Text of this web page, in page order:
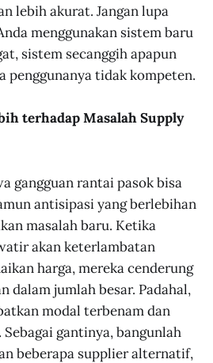
lebih akurat. Jangan lupa
menggunakan sistem baru
sistem secanggih apapun
penggunanya tidak kompeten.
terhadap Masalah Supply
gangguan rantai pasok bisa
antisipasi yang berlebihan
masalah baru. Ketika
akan keterlambatan
harga, mereka cenderung
dalam jumlah besar. Padahal,
modal terbenam dan
Sebagai gantinya, bangunlah
beberapa supplier alternatif,